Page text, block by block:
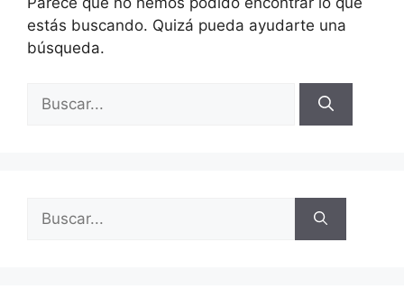
estás buscando. Quizá pueda ayudarte una
búsqueda.